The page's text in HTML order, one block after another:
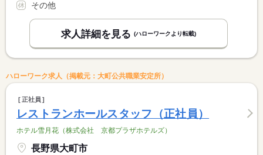
その他
求人詳細を見る (ハローワークより転載)
ハローワーク求人（掲載元：大町公共職業安定所）
正社員
レストランホールスタッフ（正社員）
ホテル雪月花（株式会社 京都プラザホテルズ）
長野県大町市